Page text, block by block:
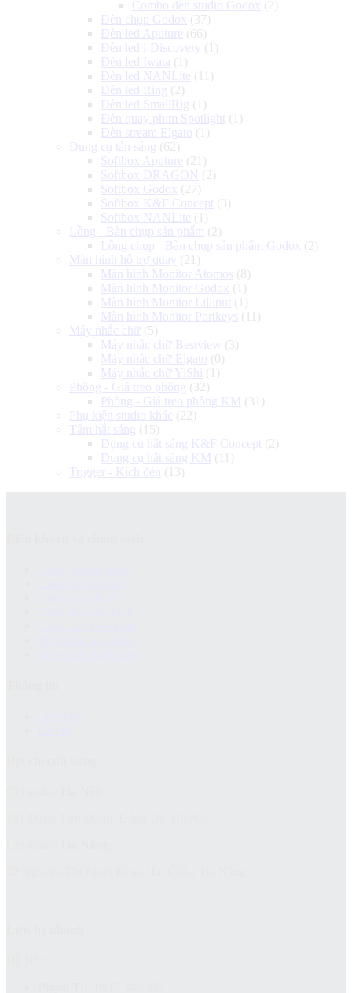
Combo đèn studio Godox (2)
Đèn chụp Godox (37)
Đèn led Aputure (66)
Đèn led i-Discovery (1)
Đèn led Iwata (1)
Đèn led NANLite (11)
Đèn led Ring (2)
Đèn led SmallRig (1)
Đèn quay phim Spotlight (1)
Đèn stream Elgato (1)
Dụng cụ tản sáng (62)
Softbox Aputure (21)
Softbox DRAGON (2)
Softbox Godox (27)
Softbox K&F Concept (3)
Softbox NANLite (1)
Lồng - Bàn chụp sản phẩm (2)
Lồng chụp - Bàn chụp sản phẩm Godox (2)
Màn hình hỗ trợ quay (21)
Màn hình Monitor Atomos (8)
Màn hình Monitor Godox (1)
Màn hình Monitor Lilliput (1)
Màn hình Monitor Portkeys (11)
Máy nhắc chữ (5)
Máy nhắc chữ Bestview (3)
Máy nhắc chữ Elgato (0)
Máy nhắc chữ YiShi
(1)
Phông - Giá treo phông (32)
Phông - Giá treo phông KM (31)
Phụ kiện studio khác (22)
Tấm hắt sáng (15)
Dụng cụ hắt sáng K&F Concept (2)
Dụng cụ hắt sáng KM (11)
Trigger - Kích đèn
(13)